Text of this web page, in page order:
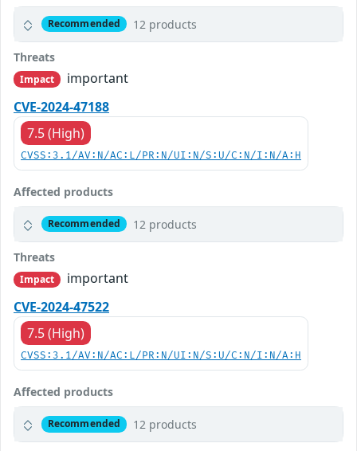
Recommended 12 products
Threats
Impact
important
CVE-2024-47188
7.5 (High)
CVSS:3.1/AV:N/AC:L/PR:N/UI:N/S:U/C:N/I:N/A:H
Affected products
Recommended 12 products
Threats
Impact
important
CVE-2024-47522
7.5 (High)
CVSS:3.1/AV:N/AC:L/PR:N/UI:N/S:U/C:N/I:N/A:H
Affected products
Recommended 12 products